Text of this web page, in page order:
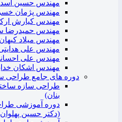
مهندس حسین
مهندس پژمان
مهندس کیارش
مهندس حمیدرضا
مهندس میلاد کیهان
مهندس علی
مهندس علی
مهندس اشکان
دوره های جامع طراحی
طراحی سازه
بنان)
دوره آموزشی
(دکتر حسین